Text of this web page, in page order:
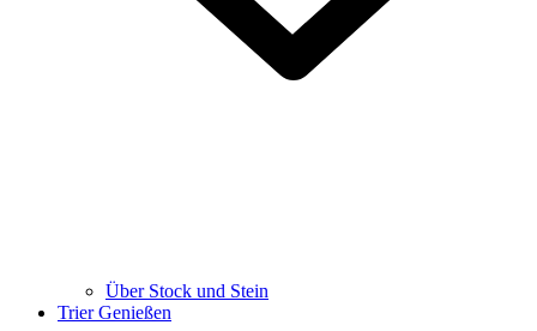
Über Stock und Stein
Trier Genießen